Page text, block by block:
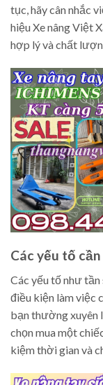
tục, hãy cân nhắc
hiệu Xe nâng Việt
hợp lý và chất
Các yếu tố
Các yếu tố như
điều kiện làm việc
bạn thường xuyên
chọn mua một
kiệm thời gian và